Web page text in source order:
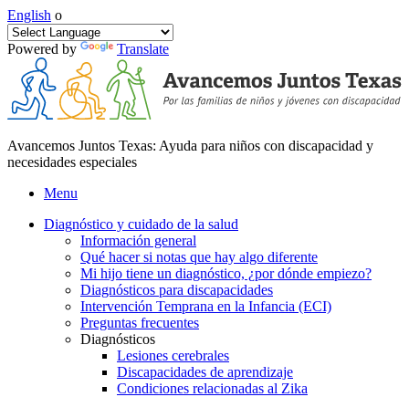
English o
Powered by Translate
Avancemos Juntos Texas: Ayuda para niños con discapacidad y
necesidades especiales
Menu
Diagnóstico y cuidado de la salud
Información general
Qué hacer si notas que hay algo diferente
Mi hijo tiene un diagnóstico, ¿por dónde empiezo?
Diagnósticos para discapacidades
Intervención Temprana en la Infancia (ECI)
Preguntas frecuentes
Diagnósticos
Lesiones cerebrales
Discapacidades de aprendizaje
Condiciones relacionadas al Zika